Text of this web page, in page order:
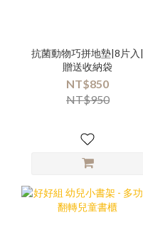
抗菌動物巧拼地墊|8片入|
贈送收納袋
NT$850
NT$950